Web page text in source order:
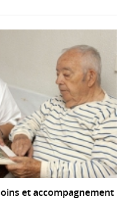
et accompagnement